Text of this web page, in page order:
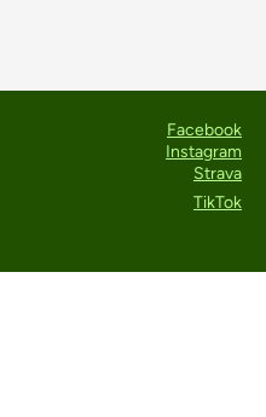
Facebook
Instagram
Strava
TikTok